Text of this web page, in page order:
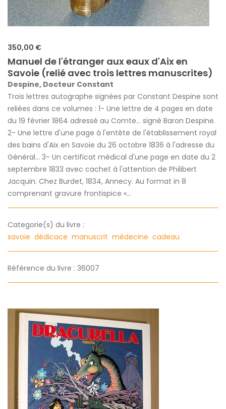
350,00 €
Manuel de l'étranger aux eaux d'Aix en
Savoie (relié avec trois lettres manuscrites)
Despine, Docteur Constant
Trois lettres autographe signées par Constant Despine sont
reliées dans ce volumes : 1- Une lettre de 4 pages en date
du 19 février 1864 adressé au Comte... signé Baron Despine.
2- Une lettre d'une page à l'entête de l'établissement royal
des bains d'Aix en Savoie du 26 octobre 1836 à l'adresse du
Général... 3- Un certificat médical d'une page en date du 2
septembre 1833 avec cachet à l'attention de Philibert
Jacquin. Chez Burdet, 1834, Annecy. Au format in 8
comprenant gravure frontispice «...
Categorie(s) du livre :
savoie dédicace manuscrit médecine cadeau
Référence du livre : 36007